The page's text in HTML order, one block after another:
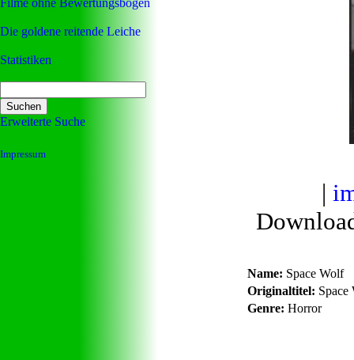
Filme ohne Bewertungsbögen
Die goldene reitende Leiche
Statistiken
Erweiterte Suche
Impressum
|
Name: Space Wolf
Originaltitel: Space
Genre: Horror